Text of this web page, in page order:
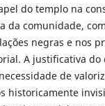
do templo na
da comunidade,
negras e nos
A justificativa do
de
historicamente